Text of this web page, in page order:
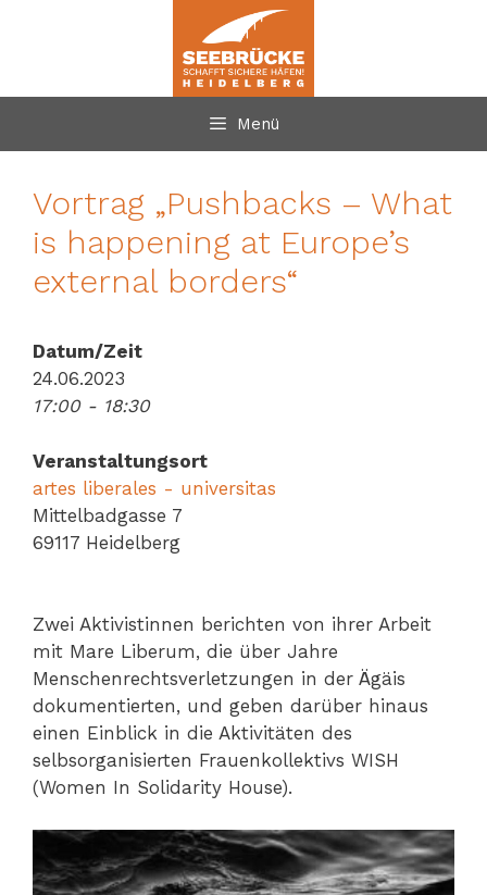
Menü
Vortrag „Pushbacks – What
is happening at Europe’s
external borders“
Datum/Zeit
24.06.2023
17:00 - 18:30
Veranstaltungsort
artes liberales - universitas
Mittelbadgasse 7
69117 Heidelberg
Zwei Aktivistinnen berichten von ihrer Arbeit
mit Mare Liberum, die über Jahre
Menschenrechtsverletzungen in der Ägäis
dokumentierten, und geben darüber hinaus
einen Einblick in die Aktivitäten des
selbsorganisierten Frauenkollektivs WISH
(Women In Solidarity House).